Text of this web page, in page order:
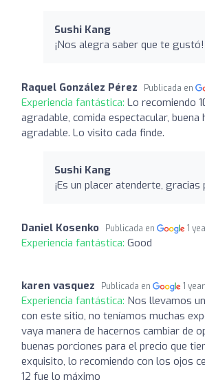
Sushi Kang
¡Nos alegra saber que te gustó!
Raquel González Pérez Publicada en
Experiencia fantástica: Lo recomiendo
agradable, comida espectacular, buena
agradable. Lo visito cada finde.
Sushi Kang
¡Es un placer atenderte,
Daniel Kosenko Publicada en 1
Experiencia fantástica: Good
karen vasquez Publicada en 1
Experiencia fantástica: Nos llevamos
con este sitio, no teníamos muchas
vaya manera de hacernos cambiar de
buenas porciones para el precio que
exquisito, lo recomiendo con los ojos
12 fue lo máximo